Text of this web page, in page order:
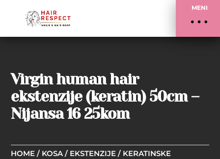
MENI
Virgin human hair
ekstenzije (keratin) 50cm –
Nijansa 16 25kom
HOME / KOSA / EKSTENZIJE / KERATINSKE